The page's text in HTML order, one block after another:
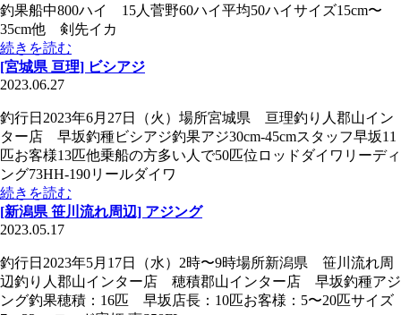
釣果船中800ハイ 15人菅野60ハイ平均50ハイサイズ15cm〜
35cm他 剣先イカ
続きを読む
[宮城県 亘理] ビシアジ
2023.06.27
釣行日2023年6月27日（火）場所宮城県 亘理釣り人郡山イン
ター店 早坂釣種ビシアジ釣果アジ30cm-45cmスタッフ早坂11
匹お客様13匹他乗船の方多い人で50匹位ロッドダイワリーディ
ング73HH-190リールダイワ
続きを読む
[新潟県 笹川流れ周辺] アジング
2023.05.17
釣行日2023年5月17日（水）2時〜9時場所新潟県 笹川流れ周
辺釣り人郡山インター店 穂積郡山インター店 早坂釣種アジ
ング釣果穂積：16匹 早坂店長：10匹お客様：5〜20匹サイズ